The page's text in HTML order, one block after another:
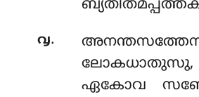
൮.
ലോകധാതുസു,
ഏകോവ